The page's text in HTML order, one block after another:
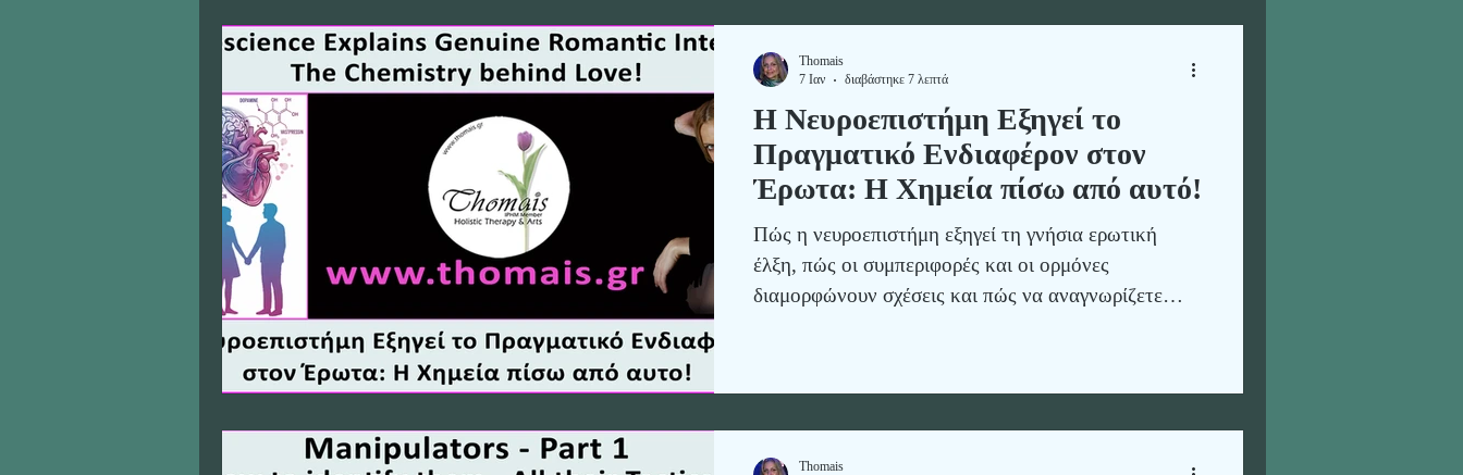
Η Νευροεπιστήμη Εξηγεί το
Πραγματικό Ενδιαφέρον στον
Έρωτα: Η Χημεία πίσω από αυτό!
Πώς η νευροεπιστήμη εξηγεί τη γνήσια ερωτική
έλξη, πώς οι συμπεριφορές και οι ορμόνες
διαμορφώνουν σχέσεις και πώς να αναγνωρίζετε
Thomais
7 Ιαν
διαβάστηκε 7 λεπτά
Thomais